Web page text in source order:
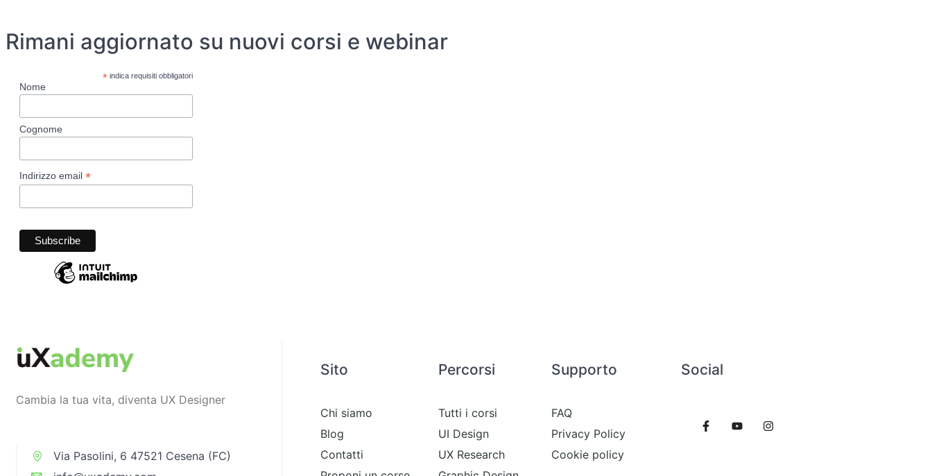
Rimani aggiornato su nuovi corsi e webinar
*indica requisiti obbligatori
Nome
Cognome
Indirizzo email *
Cambia la tua vita, diventa UX Designer
Via Pasolini, 6 47521 Cesena (FC)
Sito
Chi siamo
Blog
Contatti
Percorsi
Tutti i corsi
UI Design
UX Research
Supporto
FAQ
Privacy Policy
Cookie policy
Social